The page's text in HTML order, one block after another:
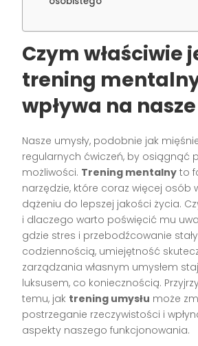
Czym właściwie
trening
wpływa na
Nasze umysły, podobnie jak
regularnych ćwiczeń, by osiągnąć
możliwości. Trening mentalny to
narzędzie, które coraz więcej osób
dążeniu do lepszej jakości życia.
i dlaczego warto poświęcić mu
gdzie stres i przebodźcowanie
codziennością, umiejętność
zarządzania własnym umysłem
luksusem, co koniecznością.
temu, jak trening umysłu może
postrzeganie rzeczywistości i
aspekty naszego funkcjonowania.